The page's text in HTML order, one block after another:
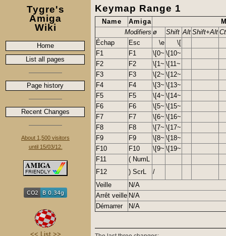
Tygre's
Amiga
Wiki
Home
List all pages
Page history
Recent Changes
About 1,500 visitors
until 15/03/12.
<< List >>
Keymap Range 1
Name Amiga
Modifiers ø Shift Alt Shift+Alt
Échap
Esc \e
\[
F1
F1 \[0~ \[10~
F2
F2 \[1~ \[11~
F3
F3 \[2~ \[12~
F4
F4 \[3~ \[13~
F5
F5 \[4~ \[14~
F6
F6 \[5~ \[15~
F7
F7 \[6~ \[16~
F8
F8 \[7~ \[17~
F9
F9 \[8~ \[18~
F10
F10 \[9~ \[19~
F11
( NumL
F12
) ScrL
/
Veille
N/A
Arrêt veille N/A
Démarrer
N/A